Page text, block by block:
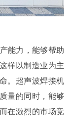
能力，能够帮助
样以制造业为主
。超声波焊接机
量的同时，能够
在激烈的市场竞